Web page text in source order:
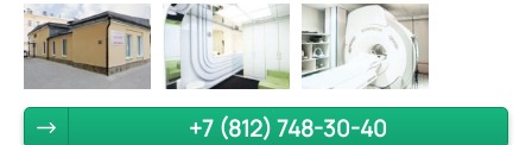
+7 (812) 748-30-40